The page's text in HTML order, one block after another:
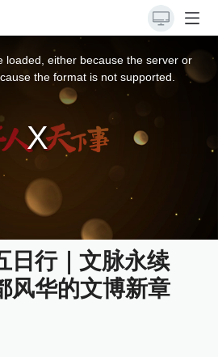
loaded, either because the server or
the format is not supported.
日行｜文脉永续
华的文博新章